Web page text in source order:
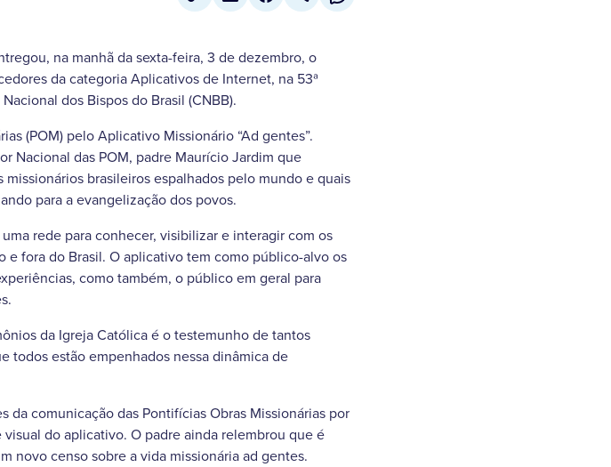
na manhã da sexta-feira, 3 de dezembro, o
da categoria Aplicativos de Internet, na 53ª
dos Bispos do Brasil (CNBB).
(POM) pelo Aplicativo Missionário “Ad gentes”.
Nacional das POM, padre Maurício Jardim que
brasileiros espalhados pelo mundo e quais
para a evangelização dos povos.
rede para conhecer, visibilizar e interagir com os
fora do Brasil. O aplicativo tem como público-alvo os
como também, o público em geral para
da Igreja Católica é o testemunho de tantos
todos estão empenhados nessa dinâmica de
da comunicação das Pontifícias Obras Missionárias por
do aplicativo. O padre ainda relembrou que é
novo censo sobre a vida missionária ad gentes.